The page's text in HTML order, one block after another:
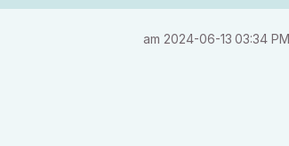
am ‎2024-06-13 03:34 PM